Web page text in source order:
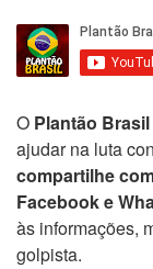
O Plantão Brasil
ajudar na luta
compartilhe
Facebook e
às informações,
golpista.